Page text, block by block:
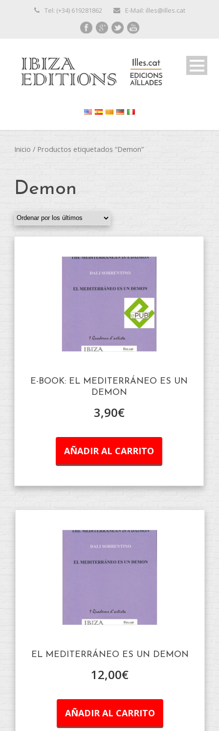
Tel: (+34) 619281862 E-Mail: illes@illes.cat
Inicio / Productos etiquetados “Demon”
Demon
E-BOOK: EL MEDITERRÁNEO ES UN
DEMON
3,90€
AÑADIR AL CARRITO
EL MEDITERRÁNEO ES UN DEMON
12,00€
AÑADIR AL CARRITO